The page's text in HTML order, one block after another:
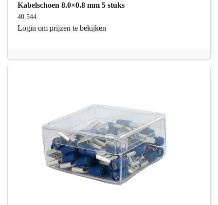
Kabelschoen 8.0×0.8 mm 5 stuks
40.544
Login om prijzen te bekijken